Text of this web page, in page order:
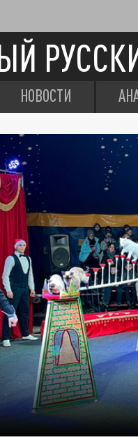
НОВОСТИ